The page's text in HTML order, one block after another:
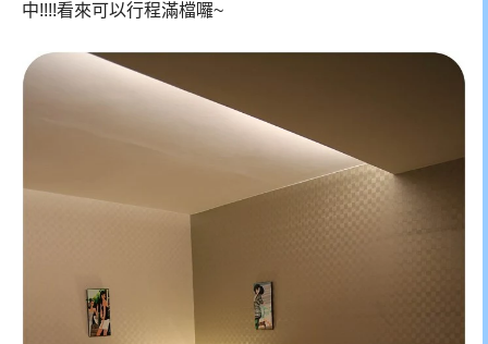
中!!!!看來可以行程滿檔囉~